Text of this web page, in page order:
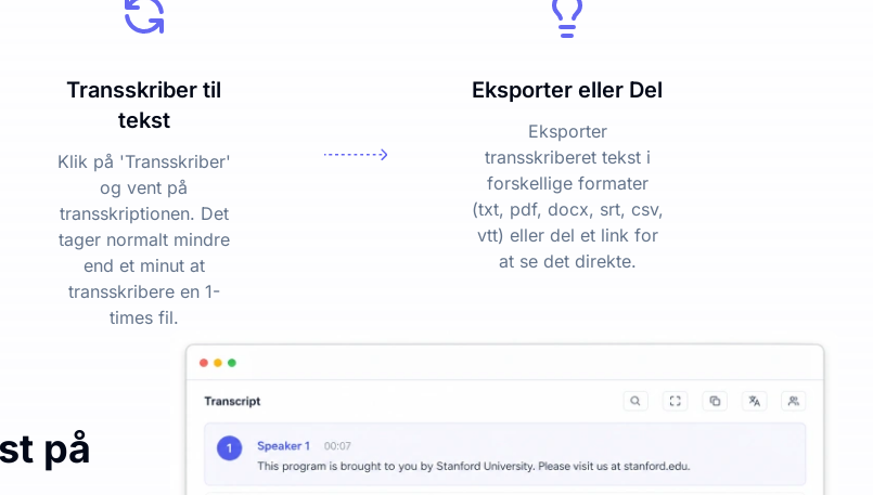
Transskriber til
tekst
Klik på 'Transskriber'
og vent på
transskriptionen. Det
tager normalt mindre
end et minut at
transskribere en 1-
times fil.
Eksporter eller Del
Eksporter
transskriberet tekst i
forskellige formater
(txt, pdf, docx, srt, csv,
vtt) eller del et link for
at se det direkte.
på